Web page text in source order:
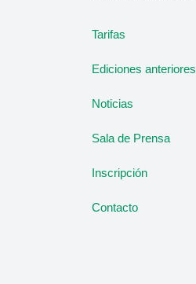
Tarifas
Ediciones anteriores
Noticias
Sala de Prensa
Inscripción
Contacto